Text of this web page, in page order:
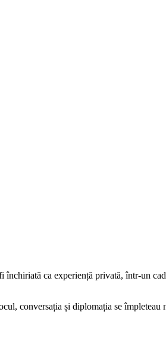
ca experiență privată, într-un
conversația și diplomația se